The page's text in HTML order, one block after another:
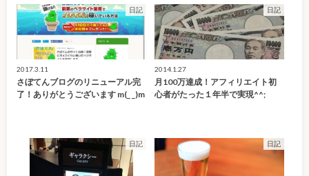
日記
2017.3.11
さぼてんブログのリニューアル完
了！ありがとうございます m(_ _)m
日記
2014.1.27
月100万達成！アフィリエイト初
心者がたった１年半で実現^^;
日記 日記